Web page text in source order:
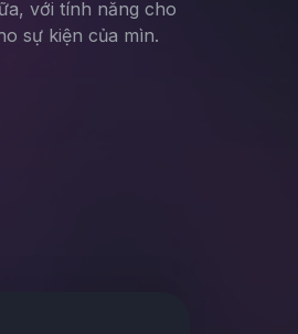
với tính năng cho
sự kiện của mìn.